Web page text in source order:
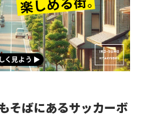
そばにあるサッカーボ